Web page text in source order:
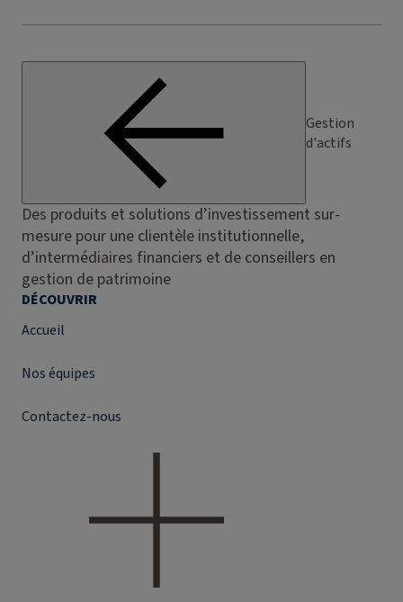
Gestion
d'actifs
Des produits et solutions d’investissement sur-
mesure pour une clientèle institutionnelle,
d’intermédiaires financiers et de conseillers en
gestion de patrimoine
DÉCOUVRIR
Accueil
Nos équipes
Contactez-nous